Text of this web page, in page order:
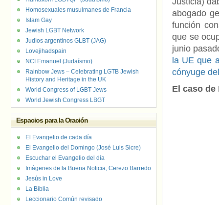
abogado
función
que se
junio
la UE que
cónyuge
El caso de
Homosexuales musulmanes de Francia
Islam Gay
Jewish LGBT Network
Judíos argentinos GLBT (JAG)
Lovejihadspain
NCI Emanuel (Judaísmo)
Rainbow Jews – Celebrating LGTB Jewish
History and Heritage in the UK
World Congress of LGBT Jews
World Jewish Congress LBGT
Espacios para la Oración
El Evangelio de cada día
El Evangelio del Domingo (José Luis Sicre)
Escuchar el Evangelio del día
Imágenes de la Buena Noticia, Cerezo Barredo
Jesús in Love
La Biblia
Leccionario Común revisado